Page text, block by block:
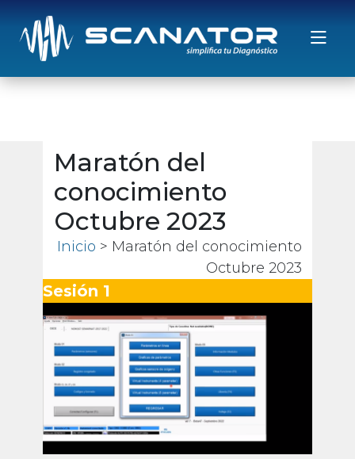
Saltar al contenido
Maratón del
conocimiento
Octubre 2023
Inicio > Maratón del conocimiento
Octubre 2023
Sesión 1